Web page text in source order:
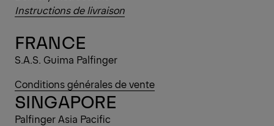
Instructions de livraison
FRANCE
S.A.S. Guima Palfinger
Conditions générales de vente
SINGAPORE
Palfinger Asia Pacific